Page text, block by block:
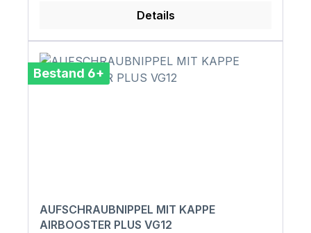
Details
Bestand 6+
AUFSCHRAUBNIPPEL MIT KAPPE
AIRBOOSTER PLUS VG12